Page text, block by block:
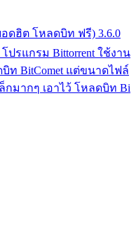
อดฮิต โหลดบิท ฟรี) 3.6.0
ปรแกรม Bittorrent ใช้งาน
ท BitComet แต่ขนาดไฟล์
กมากๆ เอาไว้ โหลดบิท Bi